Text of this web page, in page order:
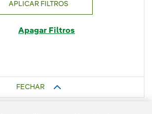
APLICAR FILTROS
Apagar Filtros
FECHAR